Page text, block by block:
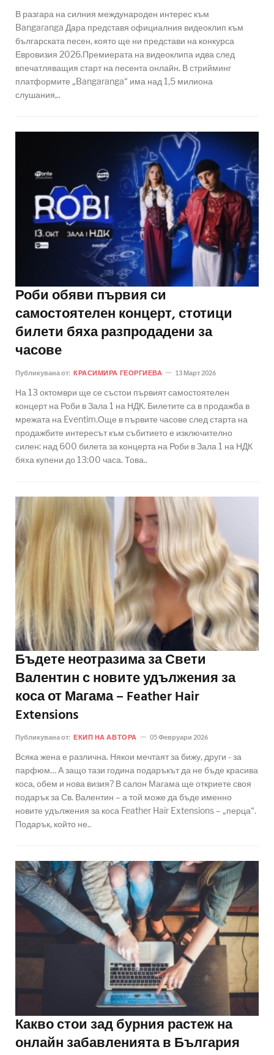
В разгара на силния международен интерес към
Bangaranga Дара представя официалния видеоклип към
българската песен, която ще ни представи на конкурса
Евровизия 2026.Премиерата на видеоклипа идва след
впечатляващия старт на песента онлайн. В стрийминг
платформите „Bangaranga“ има над 1,5 милиона
слушания,..
Роби обяви първия си
самостоятелен концерт, стотици
билети бяха разпродадени за
часове
Публикувана от: КРАСИМИРА ГЕОРГИЕВА 13 Март 2026
На 13 октомври ще се състои първият самостоятелен
концерт на Роби в Зала 1 на НДК. Билетите са в продажба в
мрежата на Eventim.Още в първите часове след старта на
продажбите интересът към събитието е изключително
силен: над 600 билета за концерта на Роби в Зала 1 на НДК
бяха купени до 13:00 часа. Това..
Бъдете неотразима за Свети
Валентин с новите удължения за
коса от Магама – Feather Hair
Extensions
Публикувана от: ЕКИП НА АВТОРА 05 Февруари 2026
Всяка жена е различна. Някои мечтаят за бижу, други - за
парфюм… А защо тази година подаръкът да не бъде красива
коса, обем и нова визия? В салон Магама ще откриете своя
подарък за Св. Валентин – а той може да бъде именно
новите удължения за коса Feather Hair Extensions – „перца“.
Подарък, който не..
Какво стои зад бурния растеж на
онлайн забавленията в България